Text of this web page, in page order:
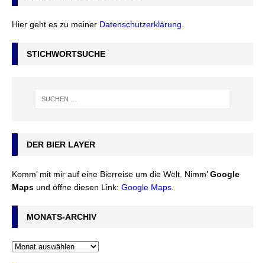
Hier geht es zu meiner Datenschutzerklärung
STICHWORTSUCHE
DER BIER LAYER
Komm’ mit mir auf eine Bierreise um die Welt. Nimm’Google
Maps und öffne diesen Link: Google Maps
MONATS-ARCHIV